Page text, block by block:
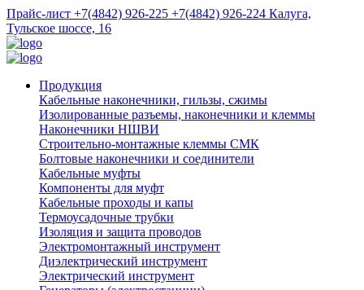
Прайс-лист +7(4842) 926-225 +7(4842) 926-224 Калуга,
Тульское шоссе, 16
Продукция
Кабельные наконечники, гильзы, сжимы
Изолированные разъемы, наконечники и клеммы
Наконечники НШВИ
Строительно-монтажные клеммы СМК
Болтовые наконечники и соединители
Кабельные муфты
Компоненты для муфт
Кабельные проходы и капы
Термоусадочные трубки
Изоляция и защита проводов
Электромонтажный инструмент
Диэлектрический инструмент
Электрический инструмент